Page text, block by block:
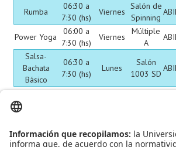
Rumba
06:30 a
7:30 (hs)
Viernes
Salón de
Spinning
Power Yoga
06:00 a
7:30 (hs)
Viernes
Múltiple
A
Salsa-
Bachata
Básico
06:30 a
7:30 (hs)
Lunes
Salón
1003 SD
Salsa-
Leído3947Tiempo Última modificación